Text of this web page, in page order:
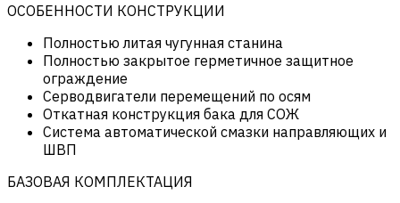
ОСОБЕННОСТИ КОНСТРУКЦИИ
Полностью литая чугунная станина
Полностью закрытое герметичное защитное
ограждение
Серводвигатели перемещений по осям
Откатная конструкция бака для СОЖ
Система автоматической смазки направляющих и
ШВП
БАЗОВАЯ КОМПЛЕКТАЦИЯ